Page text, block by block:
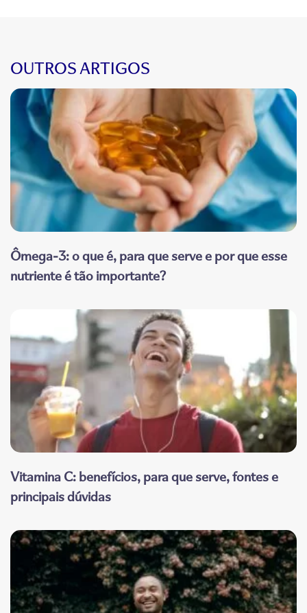
OUTROS ARTIGOS
Ômega-3: o que é, para que serve e por que esse
nutriente é tão importante?
Vitamina C: benefícios, para que serve, fontes e
principais dúvidas